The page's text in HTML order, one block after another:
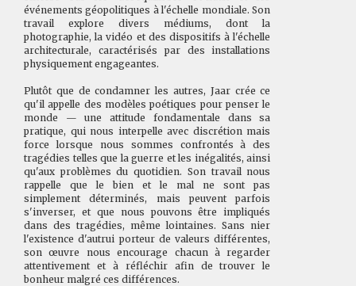
événements géopolitiques à l'échelle mondiale. Son
travail explore divers médiums, dont la
photographie, la vidéo et des dispositifs à l'échelle
architecturale, caractérisés par des installations
physiquement engageantes.
Plutôt que de condamner les autres, Jaar crée ce
qu'il appelle des modèles poétiques pour penser le
monde — une attitude fondamentale dans sa
pratique, qui nous interpelle avec discrétion mais
force lorsque nous sommes confrontés à des
tragédies telles que la guerre et les inégalités, ainsi
qu'aux problèmes du quotidien. Son travail nous
rappelle que le bien et le mal ne sont pas
simplement déterminés, mais peuvent parfois
s'inverser, et que nous pouvons être impliqués
dans des tragédies, même lointaines. Sans nier
l'existence d'autrui porteur de valeurs différentes,
son œuvre nous encourage chacun à regarder
attentivement et à réfléchir afin de trouver le
bonheur malgré ces différences.